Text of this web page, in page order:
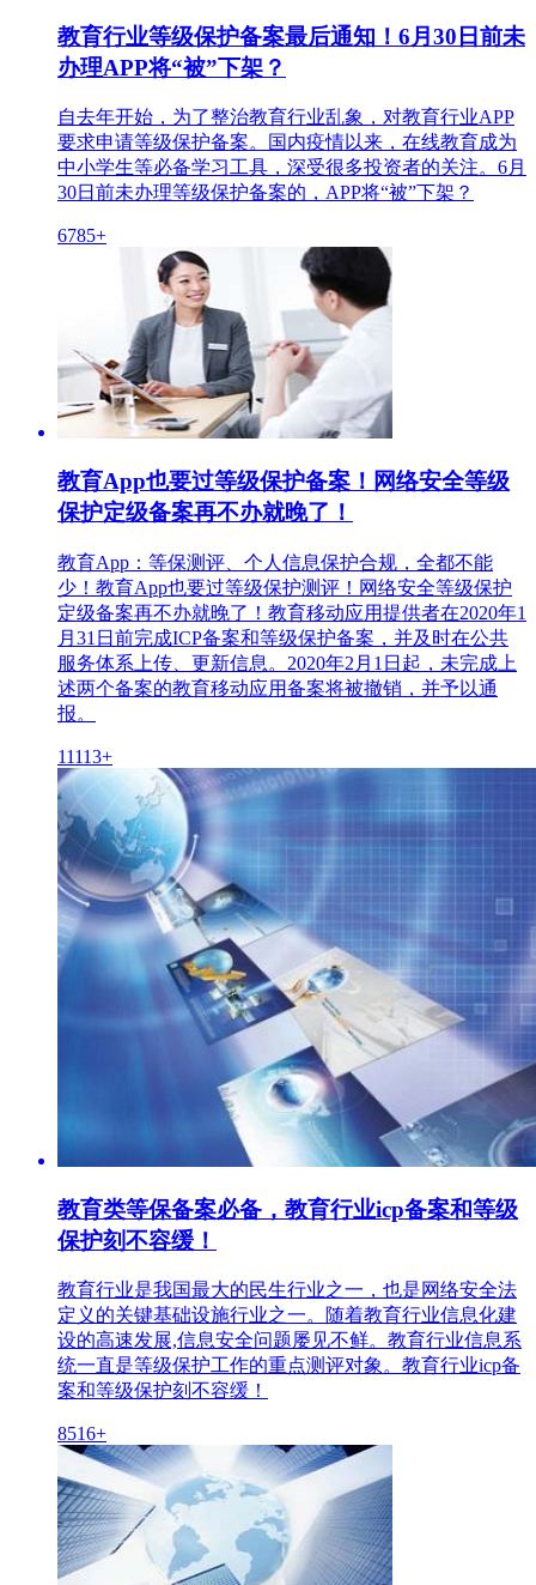
教育行业等级保护备案最后通知！6月30日前未
办理APP将“被”下架？
自去年开始，为了整治教育行业乱象，对教育行业APP
要求申请等级保护备案。国内疫情以来，在线教育成为
中小学生等必备学习工具，深受很多投资者的关注。6月
30日前未办理等级保护备案的，APP将“被”下架？
6785+
教育App也要过等级保护备案！网络安全等级
保护定级备案再不办就晚了！
教育App：等保测评、个人信息保护合规，全都不能
少！教育App也要过等级保护测评！网络安全等级保护
定级备案再不办就晚了！教育移动应用提供者在2020年1
月31日前完成ICP备案和等级保护备案，并及时在公共
服务体系上传、更新信息。2020年2月1日起，未完成上
述两个备案的教育移动应用备案将被撤销，并予以通
报。
11113+
教育类等保备案必备，教育行业icp备案和等级
保护刻不容缓！
教育行业是我国最大的民生行业之一，也是网络安全法
定义的关键基础设施行业之一。随着教育行业信息化建
设的高速发展,信息安全问题屡见不鲜。教育行业信息系
统一直是等级保护工作的重点测评对象。教育行业icp备
案和等级保护刻不容缓！
8516+